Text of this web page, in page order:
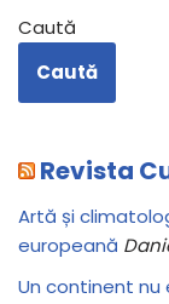
Caută
Caută
Revista
Artă și
europeană
Un continent nu